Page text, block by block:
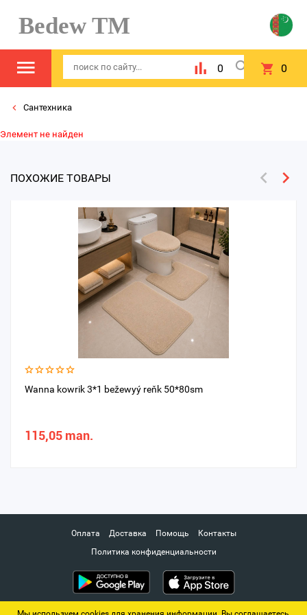
Bedew TM
0 0
Сантехника
Элемент не найден
ПОХОЖИЕ ТОВАРЫ
Wanna kowrik 3*1 bežewyý reňk 50*80sm
115,05 man.
Оплата Доставка Помощь
Контакты
Политика конфиденциальности